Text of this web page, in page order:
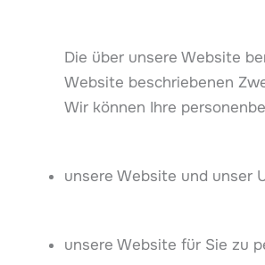
Die über unsere Website
Website beschriebenen
Wir können Ihre
unsere Website und unser
unsere Website für Sie zu